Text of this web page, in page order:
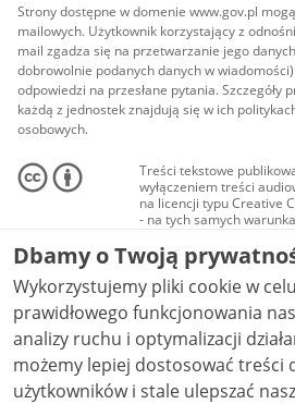
Strony dostępne w domenie www.gov.pl
mailowych. Użytkownik korzystający z
mail zgadza się na przetwarzanie jego
dobrowolnie podanych danych w
odpowiedzi na przesłane pytania. Szczegóły
każdą z jednostek znajdują się w ich
osobowych.
Treści tekstowe
wyłączeniem treści
na licencji typu Creative
- na tych samych
Materiały
audio i wideo, są
Creative Commons:
niekomercyjne - bez
NC-ND 4.0), o ile nie jest
Dbamy o Twoją
Wykorzystujemy pliki cookie w
prawidłowego funkcjonowania
analizy ruchu i optymalizacji działania
możemy lepiej dostosować treści
użytkowników i stale ulepszać nasze usługi.